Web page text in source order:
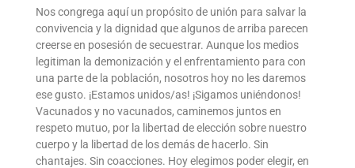
Nos congrega aquí un propósito de unión para salvar la
convivencia y la dignidad que algunos de arriba parecen
creerse en posesión de secuestrar. Aunque los medios
legitiman la demonización y el enfrentamiento para con
una parte de la población, nosotros hoy no les daremos
ese gusto. ¡Estamos unidos/as! ¡Sigamos uniéndonos!
Vacunados y no vacunados, caminemos juntos en
respeto mutuo, por la libertad de elección sobre nuestro
cuerpo y la libertad de los demás de hacerlo. Sin
chantajes. Sin coacciones. Hoy elegimos poder elegir, en